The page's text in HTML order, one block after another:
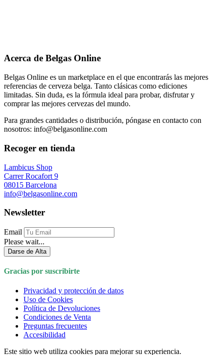
Acerca de Belgas Online
Belgas Online es un marketplace en el que encontrarás las mejores
referencias de cerveza belga. Tanto clásicas como ediciones
limitadas. Sin duda, es la fórmula ideal para probar, disfrutar y
comprar las mejores cervezas del mundo.
Para grandes cantidades o distribución, póngase en contacto con
nosotros: info@belgasonline.com
Recoger en tienda
Lambicus Shop
Carrer Rocafort 9
08015 Barcelona
info@belgasonline.com
Newsletter
Email
Please wait...
Darse de Alta
Gracias por suscribirte
Privacidad y protección de datos
Uso de Cookies
Política de Devoluciones
Condiciones de Venta
Preguntas frecuentes
Accesibilidad
Este sitio web utiliza cookies para mejorar su experiencia.